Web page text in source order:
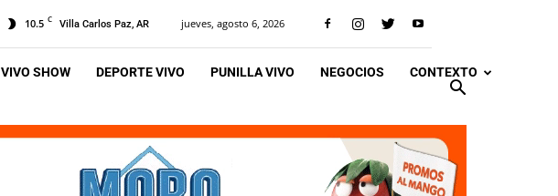
10.5 C Villa Carlos Paz, AR jueves, agosto 6, 2026
VIVO SHOW DEPORTE VIVO PUNILLA VIVO NEGOCIOS CONTEXTO